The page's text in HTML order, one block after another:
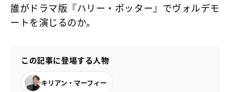
誰がドラマ版『ハリー・ポッター』でヴォルデモ
ートを演じるのか。
この記事に登場する人物
キリアン・マーフィー